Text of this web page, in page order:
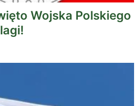
Wojska Polskiego